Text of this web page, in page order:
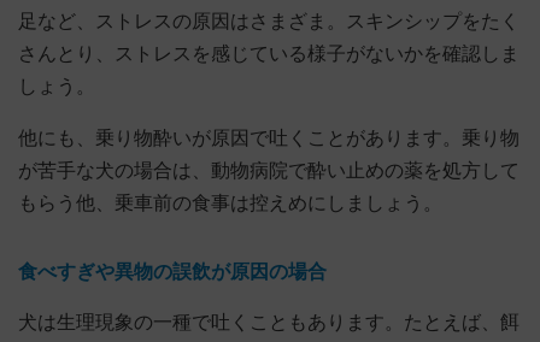
足など、ストレスの原因はさまざま。スキンシップをたく
さんとり、ストレスを感じている様子がないかを確認しま
しょう。
他にも、乗り物酔いが原因で吐くことがあります。乗り物
が苦手な犬の場合は、動物病院で酔い止めの薬を処方して
もらう他、乗車前の食事は控えめにしましょう。
食べすぎや異物の誤飲が原因の場合
犬は生理現象の一種で吐くこともあります。たとえば、餌